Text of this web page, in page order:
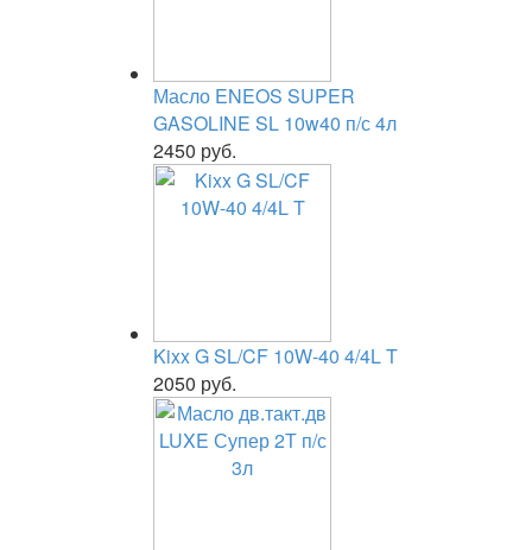
Масло ENEOS SUPER
GASOLINE SL 10w40 п/с 4л
2450 руб.
Kixx G SL/CF 10W-40 4/4L T
2050 руб.